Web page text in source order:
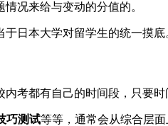
况来给与变动的分值的。
日本大学对留学生的统一摸底
考都有自己的时间段，只要时
巧测试等等，通常会从综合层